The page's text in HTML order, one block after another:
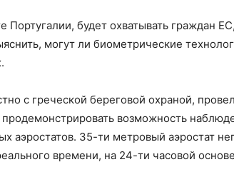
Португалии, будет охватывать граждан ЕС,
могут ли биометрические
с греческой береговой охраной,
возможность
аэростатов. 35-ти метровый аэростат
времени, на 24-ти часовой